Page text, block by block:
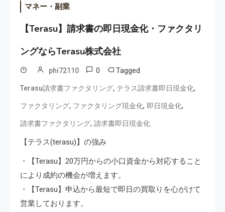
マネー・副業
【Terasu】請求書の即日現金化・ファクタリ
ングならTerasu株式会社
phi72110 0 Tagged
Terasu請求書ファクタリング, テラス請求書即日現金化,
ファクタリング, ファクタリング現金化, 即日現金化,
請求書ファクタリング, 請求書即日現金化
【テラス(terasu)】の強み
・【Terasu】20万円からの小口資金から対応すること
により成約の機会が増えます。
・【Terasu】申込から最短で即日の買取りを心がけて
営業しております。